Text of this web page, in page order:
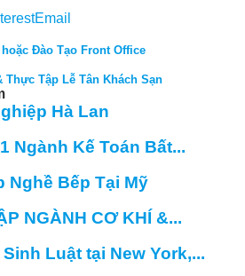
Email
Đào Tạo Front Office
Tập Lễ Tân Khách Sạn
Hà Lan
Ngành Kế Toán Bất...
Nghề Bếp Tại Mỹ
NGÀNH CƠ KHÍ &...
Luật tại New York,...